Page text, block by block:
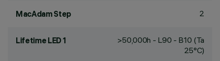
MacAdam Step 2
Lifetime LED 1
>50,000h - L90 - B10 (Ta
25°C)